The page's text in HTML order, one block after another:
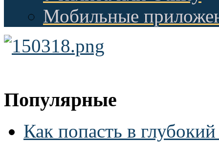
Мобильные
Популярные
Как попасть в